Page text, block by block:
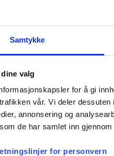
Samtykke
valg
for å gi
vår. Vi deler
annonsering og
de har samlet inn
for personvern
lager:5 69,-